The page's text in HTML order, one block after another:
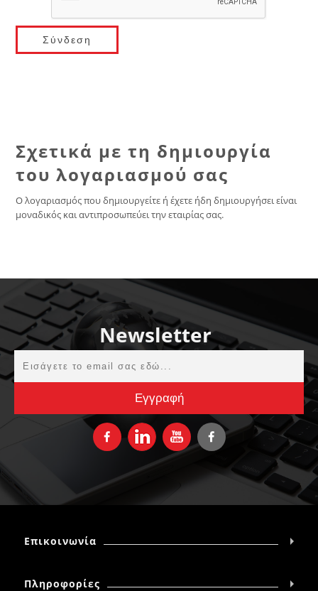
Σχετικά με τη δημιουργία
του λογαριασμού σας
Ο λογαριασμός που δημιουργείτε ή έχετε ήδη δημιουργήσει είναι
μοναδικός και αντιπροσωπεύει την εταιρίας σας.
Newsletter
Επικοινωνία
Πληροφορίες